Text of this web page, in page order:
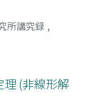
所講究録 ,
(非線形解